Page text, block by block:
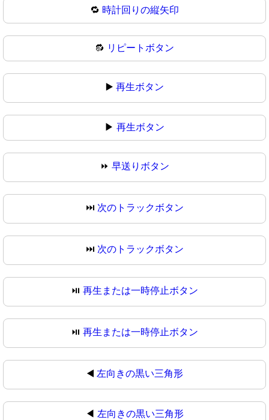
🔁 時計回りの縦矢印
🔂 リピートボタン
▶️ 再生ボタン
▶ 再生ボタン
⏩ 早送りボタン
⏭️ 次のトラックボタン
⏭ 次のトラックボタン
⏯️ 再生または一時停止ボタン
⏯ 再生または一時停止ボタン
◀️ 左向きの黒い三角形
◀ 左向きの黒い三角形